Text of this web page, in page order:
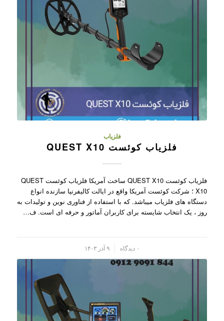
فلزیاب
فلزیاب کوئست QUEST X10
فلزیاب کوئست QUEST X10 ساخت آمریکا فلزیاب کوئست QUEST
X10 ؛ شرکت کوئست آمریکا واقع در ایالت کالیفرنیا سازنده انواع
دستگاه های فلزیاب میباشد. که با استفاده از فناوری نوین و تولیدات به
روز ، یک انتخاب شایسته برای کاربران آماتور و حرفه ای است. ف…
۰ دیدگاه ۹ آذر ۱۴۰۳